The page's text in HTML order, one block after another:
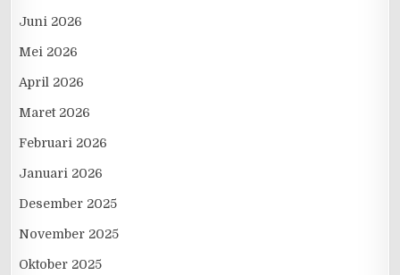
Juni 2026
Mei 2026
April 2026
Maret 2026
Februari 2026
Januari 2026
Desember 2025
November 2025
Oktober 2025